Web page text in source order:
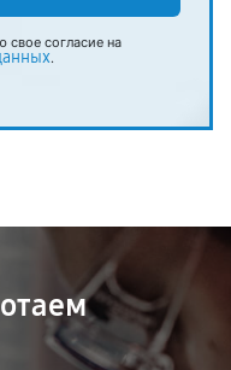
свое согласие на
.